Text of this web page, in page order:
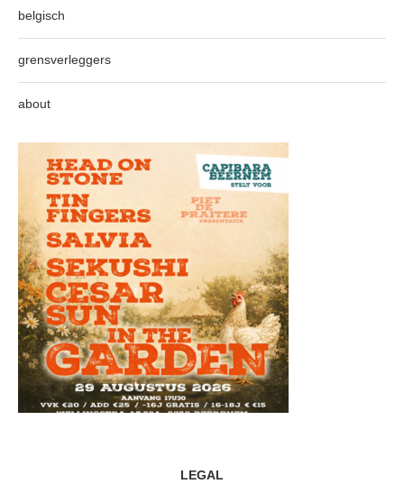
belgisch
grensverleggers
about
LEGAL